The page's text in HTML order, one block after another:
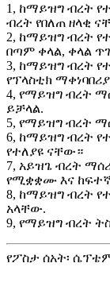
1, ከማይዝግ ብረት
ብረት የበለጠ ዘላቂ
2, ከማይዝግ ብረት
በጣም ቀላል, ቀላል
3, ከማይዝግ ብረት
የፕላስቲክ
4, የማይዝግ ብረት
ይቻላል.
5, የማይዝግ ብረት
6, ከማይዝግ ብረት
የተለያዩ ናቸው።
7, አይዝጌ ብረት
የሚቋቋሙ እና
8, ከማይዝግ ብረት
አላቸው.
9, የማይዝግ ብረት
የፖስታ ሰአት፡